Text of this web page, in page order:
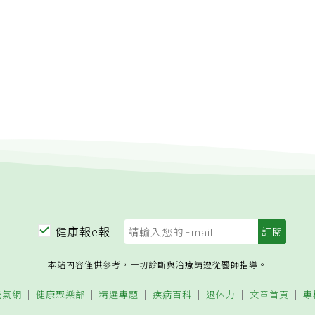
健康報e報
本站內容僅供參考，一切診斷與治療請遵從醫師指導。
網 健康聚樂部 精選專題 疾病百科 退休力 文章首頁